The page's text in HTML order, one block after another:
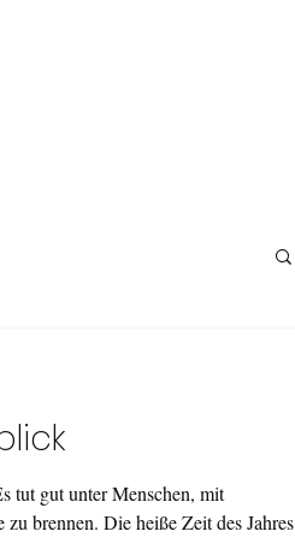
tut gut unter Menschen, mit
brennen. Die heiße Zeit des Jahres